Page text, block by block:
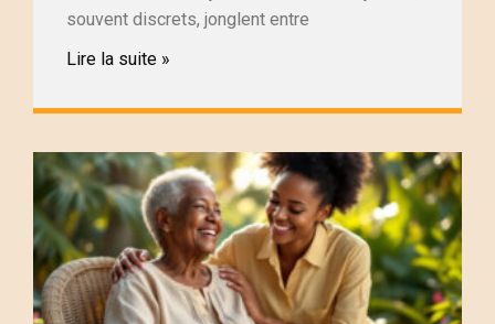
souvent discrets, jonglent entre
Lire la suite »